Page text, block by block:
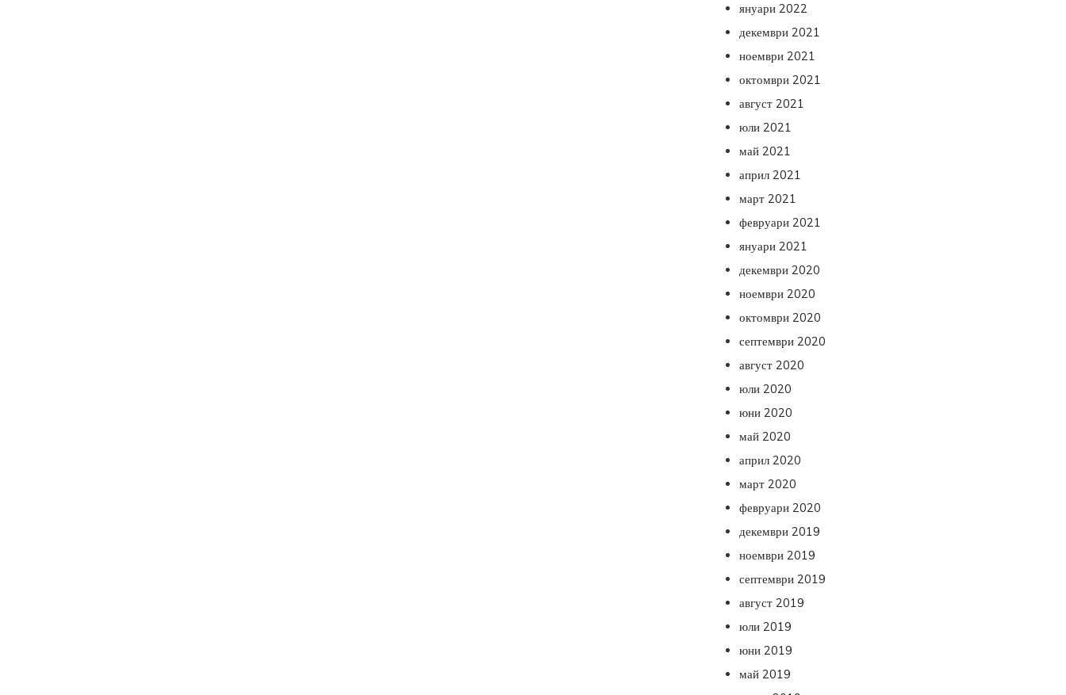
януари 2022
декември 2021
ноември 2021
октомври 2021
август 2021
юли 2021
май 2021
април 2021
март 2021
февруари 2021
януари 2021
декември 2020
ноември 2020
октомври 2020
септември 2020
август 2020
юли 2020
юни 2020
май 2020
април 2020
март 2020
февруари 2020
декември 2019
ноември 2019
септември 2019
август 2019
юли 2019
юни 2019
май 2019